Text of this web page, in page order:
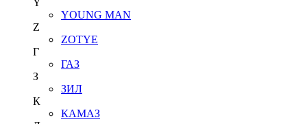
YOUNG MAN
Z
ZOTYE
Г
ГАЗ
З
ЗИЛ
К
КАМАЗ